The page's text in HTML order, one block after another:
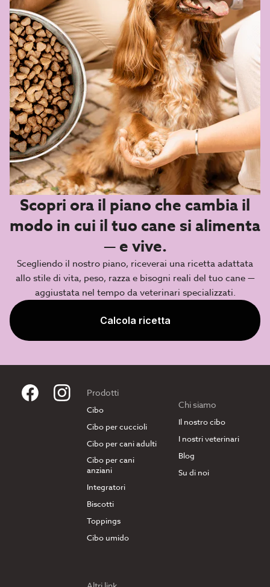
Scopri ora il piano che cambia il
modo in cui il tuo cane si alimenta
— e vive.
Scegliendo il nostro piano, riceverai una ricetta adattata
allo stile di vita, peso, razza e bisogni reali del tuo cane —
aggiustata nel tempo da veterinari specializzati.
Calcola ricetta
Prodotti
Cibo
Cibo per cuccioli
Cibo per cani adulti
Cibo per cani
anziani
Integratori
Biscotti
Toppings
Cibo umido
Chi siamo
Il nostro cibo
I nostri veterinari
Blog
Su di noi